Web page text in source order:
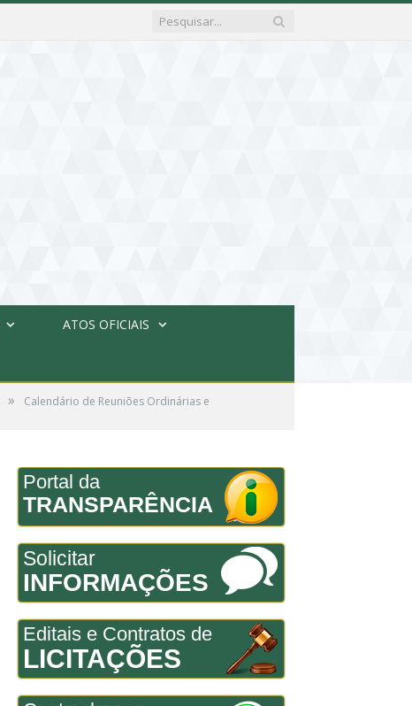
ATOS OFICIAIS
» Calendário de Reuniões Ordinárias e
Portal da
TRANSPARÊNCIA
Solicitar
INFORMAÇÕES
Editais e Contratos de
LICITAÇÕES